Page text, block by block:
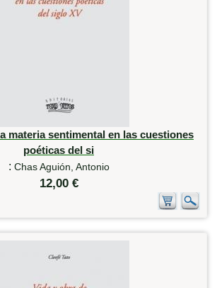
materia sentimental en las cuestiones
poéticas del si
: Chas Aguión, Antonio
12,00 €